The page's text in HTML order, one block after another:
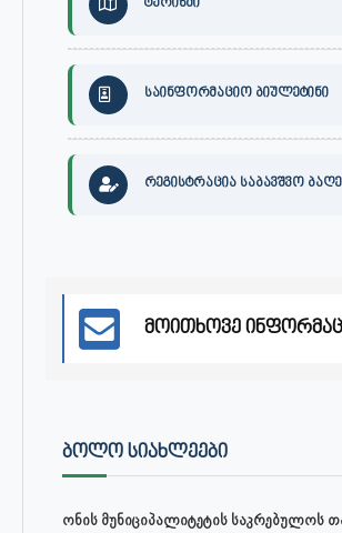
ტურიზმი
საინფორმაციო ბიულეტინი
რეგისტრაცია საბავშვო
მოითხოვე
ᲑᲝᲚᲝ ᲡᲘᲐᲮᲚᲔᲔᲑᲘ
ონის მუნიციპალიტეტის საკრებულოს